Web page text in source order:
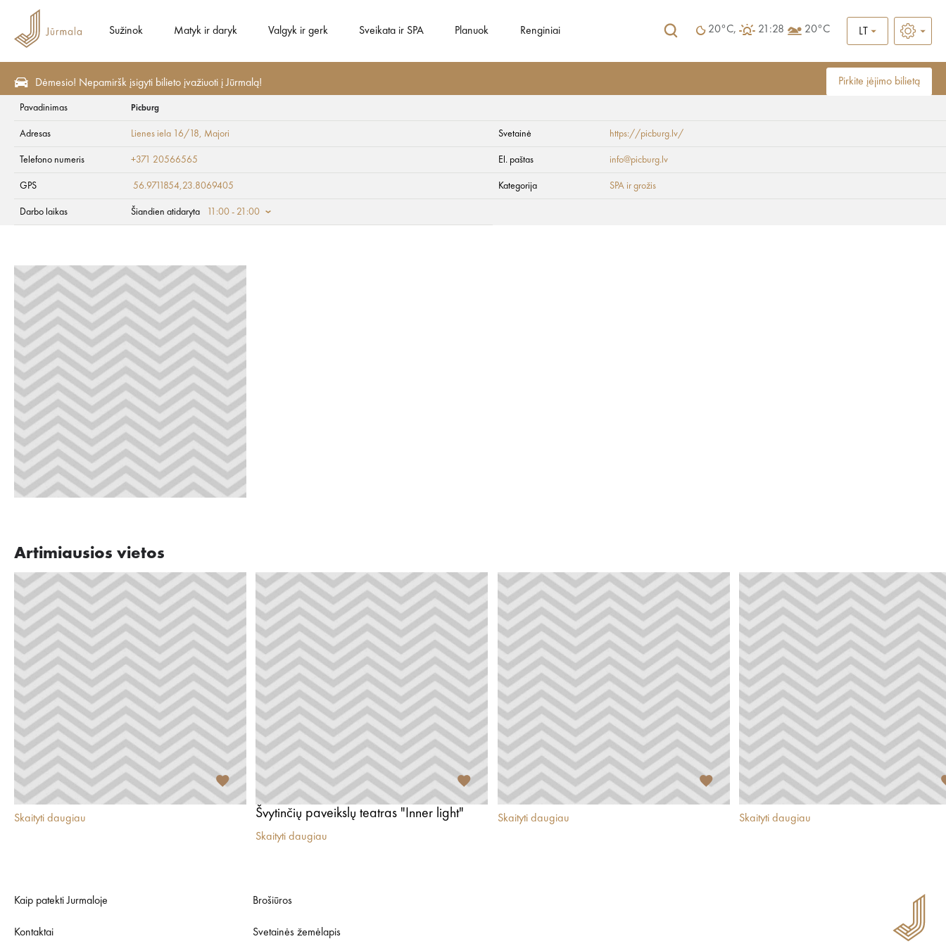
Sužinok Matyk ir daryk Valgyk ir gerk Sveikata ir SPA Planuok Renginiai 20°C, 21:28 20°C LT
Dėmesio! Nepamiršk įsigyti bilieto įvažiuoti į Jūrmalą! Pirkite įėjimo bilietą
Picburg
Pavadinimas Picburg
Adresas Lienes iela 16/18, Majori Svetainė https://picburg.lv/
Telefono numeris +371 20566565 El. paštas info@picburg.lv
GPS 56.9711854,23.8069405 Kategorija SPA ir grožis
Darbo laikas Šiandien atidaryta 11:00 - 21:00
Artimiausios vietos
Skaityti daugiau Švytinčių paveikslų teatras "Inner light"
Skaityti daugiau
Skaityti daugiau Skaityti daugiau
Kaip patekti Jurmaloje
Kontaktai
Brošiūros
Svetainės žemėlapis